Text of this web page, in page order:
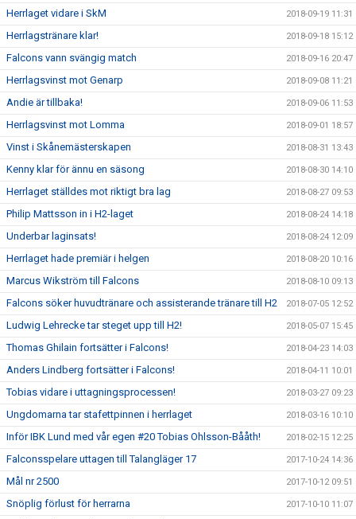
Herrlaget vidare i SkM 2018-09-19 11:31
Herrlagstränare klar! 2018-09-18 15:12
Falcons vann svängig match 2018-09-16 20:47
Herrlagsvinst mot Genarp 2018-09-08 11:21
Andie är tillbaka! 2018-09-06 11:53
Herrlagsvinst mot Lomma 2018-09-01 18:57
Vinst i Skånemästerskapen 2018-08-31 13:43
Kenny klar för ännu en säsong 2018-08-30 14:10
Herrlaget ställdes mot riktigt bra lag 2018-08-27 09:53
Philip Mattsson in i H2-laget 2018-08-24 14:18
Underbar laginsats! 2018-08-24 12:09
Herrlaget hade premiär i helgen 2018-08-20 10:16
Marcus Wikström till Falcons 2018-08-10 09:13
Falcons söker huvudtränare och assisterande tränare till H2 2018-07-05 12:52
Ludwig Lehrecke tar steget upp till H2! 2018-05-07 15:45
Thomas Ghilain fortsätter i Falcons! 2018-04-23 14:03
Anders Lindberg fortsätter i Falcons! 2018-04-11 10:01
Tobias vidare i uttagningsprocessen! 2018-03-27 09:23
Ungdomarna tar stafettpinnen i herrlaget 2018-03-16 10:10
Inför IBK Lund med vår egen #20 Tobias Ohlsson-Bååth! 2018-02-15 12:25
Falconsspelare uttagen till Talangläger 17 2017-10-24 14:36
Mål nr 2500 2017-10-12 09:51
Snöplig förlust för herrarna 2017-10-10 11:07